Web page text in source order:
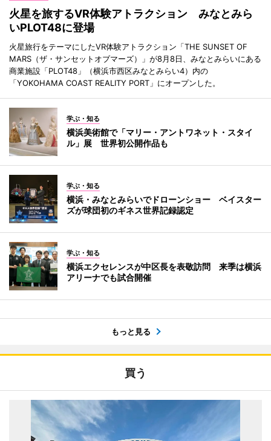
火星を旅するVR体験アトラクション みなとみら
いPLOT48に登場
火星旅行をテーマにしたVR体験アトラクション「THE SUNSET OF
MARS（ザ・サンセットオブマーズ）」が8月8日、みなとみらいにある
商業施設「PLOT48」（横浜市西区みなとみらい4）内の
「YOKOHAMA COAST REALITY PORT」にオープンした。
学ぶ・知る
横浜美術館で「マリー・アントワネット・スタイ
ル」展 世界初公開作品も
学ぶ・知る
横浜・みなとみらいでドローンショー ベイスター
ズが球団初のギネス世界記録認定
学ぶ・知る
横浜エクセレンスが中区長を表敬訪問 来季は横浜
アリーナでも試合開催
もっと見る
買う